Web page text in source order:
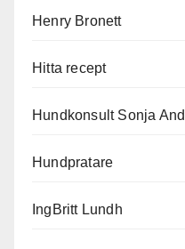
Henry Bronett
Hitta recept
Hundkonsult Sonja
Hundpratare
IngBritt Lundh